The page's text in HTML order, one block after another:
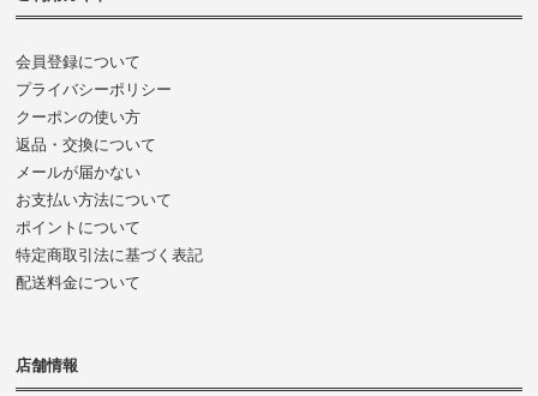
会員登録について
プライバシーポリシー
クーポンの使い方
返品・交換について
メールが届かない
お支払い方法について
ポイントについて
特定商取引法に基づく表記
配送料金について
店舗情報